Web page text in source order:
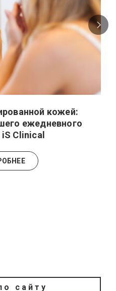
кожей:
ежедневного
Clinical
сайту